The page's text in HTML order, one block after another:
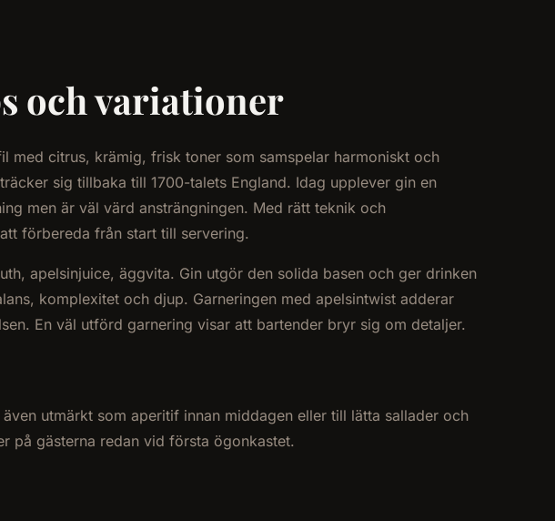
och variationer
med citrus, krämig, frisk toner som samspelar harmoniskt och
sig tillbaka till 1700-talets England. Idag upplever gin en
men är väl värd ansträngningen. Med rätt teknik och
förbereda från start till servering.
apelsinjuice, äggvita. Gin utgör den solida basen och ger drinken
komplexitet och djup. Garneringen med apelsintwist adderar
En väl utförd garnering visar att bartender bryr sig om detaljer.
utmärkt som aperitif innan middagen eller till lätta sallader och
på gästerna redan vid första ögonkastet.